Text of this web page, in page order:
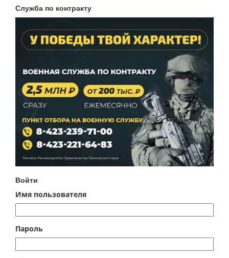
Служба по контракту
Войти
Имя пользователя
Пароль